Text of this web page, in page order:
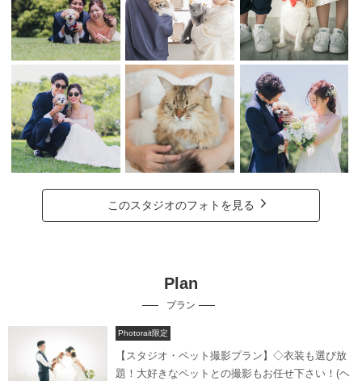
このスタジオのフォトを見る
Plan
プラン
Photorait限定
【スタジオ・ペット撮影プラン】◇衣装も選び放
題！大好きなペットとの撮影もお任せ下さい！(ヘ